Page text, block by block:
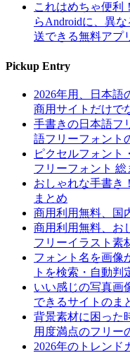
これはめちゃ便利
らAndroidに、異
送できる無料アプ
Pickup Entry
2026年用、日本語
商用サイトだけで
手書きの日本語フ
語フリーフォント
ピクセルフォント
フリーフォント 総
おしゃれな手書き
まとめ
商用利用無料、国
商用利用無料、お
フリーイラスト素
フォント名を画像
トを検索・自動判
いい感じの写真画
できるサイトのま
背景素材に困った
用度満点のフリー
2026年のトレンド